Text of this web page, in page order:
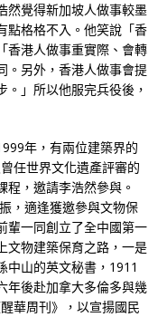
然覺得新加坡人做事較墨
點格格不入。他笑說「香
香港人做事重實際、會轉
。另外，香港人做事會提
」所以他服完兵役後，
年，有兩位建築界的
任世界文化遺產評審的
，邀請李浩然參與。
，適逢獲邀參與文物保
輩一同創立了全中國第一
文物建築保育之路，一是
中山的英文秘書，1911
年後赴加拿大多倫多與幾
華周刊》，以宣揚國民